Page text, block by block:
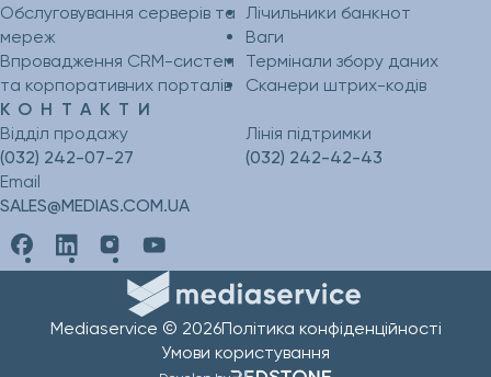
Обслуговування серверів та
мереж
Впровадження CRM-систем
та корпоративних порталів
Лічильники банкнот
Ваги
Термінали збору даних
Сканери штрих-кодів
КОНТАКТИ
Відділ продажу
(032) 242-07-27
Лінія підтримки
(032) 242-42-43
Email
SALES@MEDIAS.COM.UA
Mediaservice © 2026Політика конфіденційності
Умови користування